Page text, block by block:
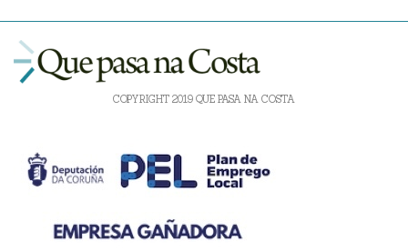
COPYRIGHT 2019 QUE PASA NA COSTA